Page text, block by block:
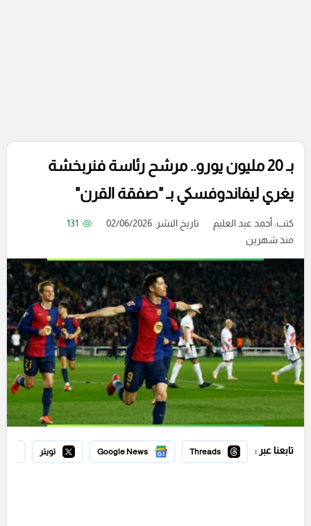
بـ 20 مليون يورو.. مرشح رئاسة فنربخشة
يغري ليفاندوفسكي بـ "صفقة القرن"
كتب:أحمد عبد العليم تاريخ النشر: 02/06/2026
131
منذ شهرين
تابعنا عبر : Threads
Google News تويتر